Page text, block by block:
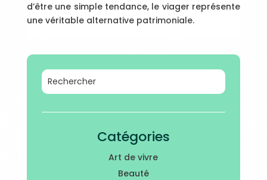
d’être une simple tendance, le viager représente
une véritable alternative patrimoniale.
Catégories
Art de vivre
Beauté